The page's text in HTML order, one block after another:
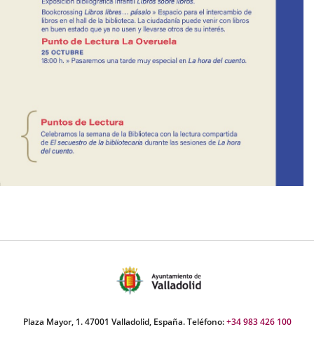
Plaza Mayor, 1. 47001 Valladolid, España. Teléfono:+34 983 426 100